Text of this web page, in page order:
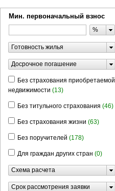
Мин. первоначальный взнос
%
Готовность жилья
Досрочное погашение
Без страхования приобретаемой
недвижимости (13)
Без титульного страхования (46)
Без страхования жизни (63)
Без поручителей (178)
Для граждан других стран (0)
Схема расчета
Срок рассмотрения заявки